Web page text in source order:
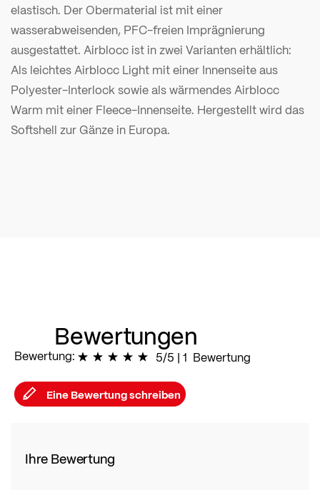
elastisch. Der Obermaterial ist mit einer
wasserabweisenden, PFC-freien Imprägnierung
ausgestattet. Airblocc ist in zwei Varianten erhältlich:
Als leichtes Airblocc Light mit einer Innenseite aus
Polyester-Interlock sowie als wärmendes Airblocc
Warm mit einer Fleece-Innenseite. Hergestellt wird das
Softshell zur Gänze in Europa.
Bewertungen
Bewertung: 100
% of 100
5/5 | 1 Bewertung
Eine Bewertung schreiben
Ihre Bewertung